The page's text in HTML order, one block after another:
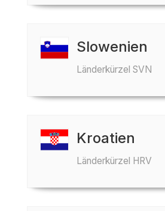
Slowenien
Länderkürzel SVN
Kroatien
Länderkürzel HRV